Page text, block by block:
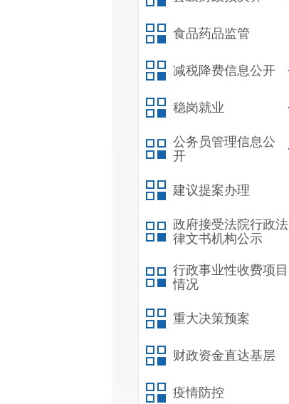
食品药品监管
减税降费信息公开
稳岗就业
公务员管理信息公
开
建议提案办理
政府接受法院行政法
律文书机构公示
行政事业性收费项目
情况
重大决策预案
财政资金直达基层
疫情防控